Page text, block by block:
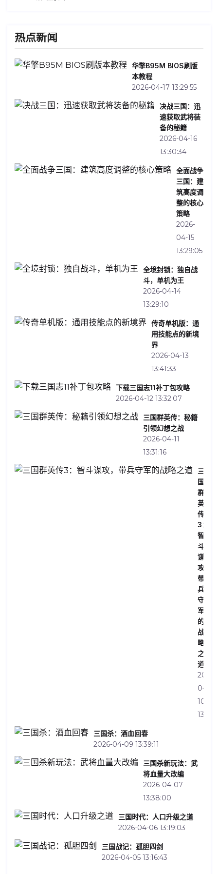
热点新闻
华擎B95M BIOS刷版
本教程
2026-04-17 13:29:55
决战三国：迅
速获取武将装
备的秘籍
2026-04-16
13:30:34
全面战争
三国：建
筑高度调
整的核心
策略
2026-
04-15
13:29:05
全境封锁：独自战
斗，单机为王
2026-04-14
13:29:10
传奇单机版：通
用技能点的新境
界
2026-04-13
13:41:33
下载三国志11补丁包攻略
2026-04-12 13:32:07
三国群英传：秘籍
引领幻想之战
2026-04-11
13:31:16
三
国
群
英
传
3：
智
斗
谋
攻，
带
兵
守
军
的
战
略
之
道
2026-
04-
10
三国杀：酒血回春
2026-04-09 13:39:11
三国杀新玩法：武
将血量大改编
2026-04-07
13:38:00
三国时代：人口升级之道
2026-04-06 13:19:03
三国战记：孤胆四剑
2026-04-05 13:16:43